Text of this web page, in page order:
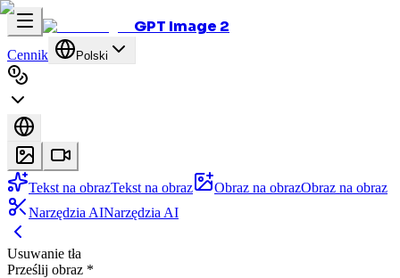
GPT Image 2
Cennik Polski
Tekst na obrazTekst na obraz Obraz na obrazObraz na obraz
Narzędzia AINarzędzia AI
Usuwanie tła
Prześlij obraz *